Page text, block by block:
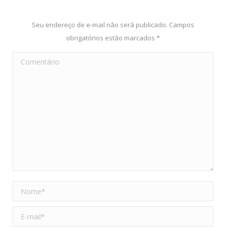
Seu endereço de e-mail não será publicado. Campos
obrigatórios estão marcados *
Comentário
Nome *
E-mail *